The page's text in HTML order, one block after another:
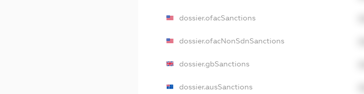
dossier.ofacSanctions
dossier.ofacNonSdnSanctions
dossier.gbSanctions
dossier.ausSanctions